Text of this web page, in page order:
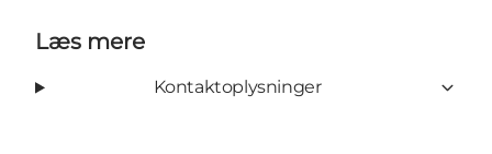
Læs mere
Kontaktoplysninger